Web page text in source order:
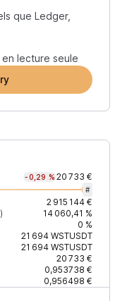
que Ledger,
lecture seule
-0,29 % 20 733 €
#
2 915 144 €
14 060,41 %
0 %
21 694WSTUSDT
21 694WSTUSDT
20 733 €
0,953738 €
0,956498 €